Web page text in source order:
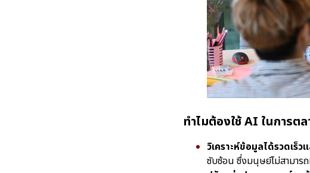
ทำไมต้องใช้ AI ในการตล
วิเคราะห์ข้อมูลได้รวดเร็ว
ซับซ้อน ซึ่งมนุษย์ไม่สามารถ